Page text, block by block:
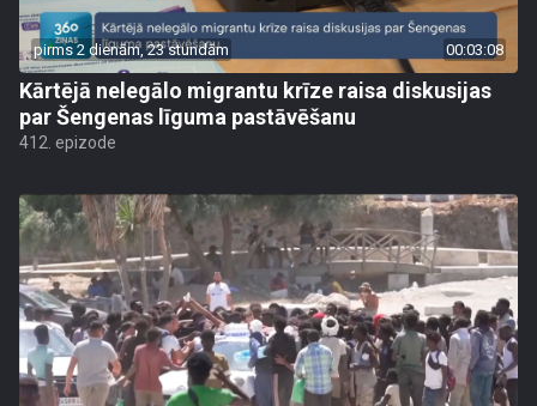
pirms 2 dienām, 23 stundām 00:03:08
Kārtējā nelegālo migrantu krīze raisa diskusijas
par Šengenas līguma pastāvēšanu
412. epizode